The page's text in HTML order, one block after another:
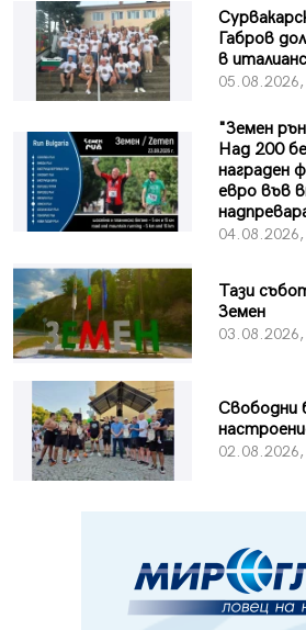
Габров
в
"Земен
Над 200
награден
евро във
Тази
Земен
Свободни